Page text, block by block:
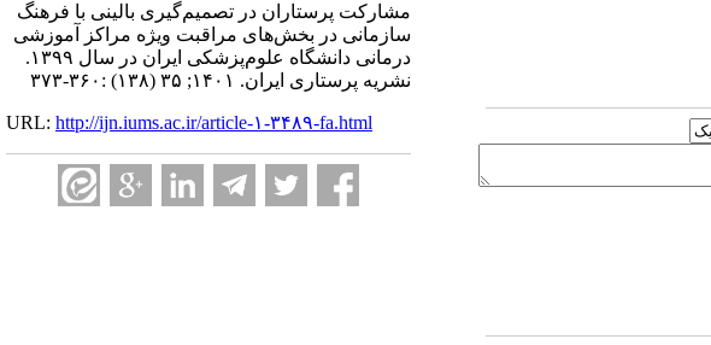
مشارکت پرستاران در تصمیم‌گیری بالینی با فرهنگ
سازمانی در بخش‌های مراقبت ویژه مراکز آموزشی
درمانی دانشگاه علوم‌پزشکی ایران در سال ۱۳۹۹.
نشریه پرستاری ایران. ۱۴۰۱; ۳۵ (۱۳۸) :۳۶۰-۳۷۳
URL: http://ijn.iums.ac.ir/article-۱-۳۴۸۹-fa.html